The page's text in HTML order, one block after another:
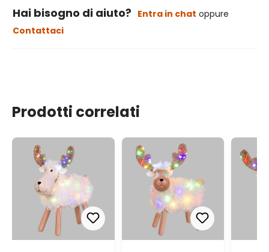
Hai bisogno di aiuto? Entra in chat oppure
Contattaci
Prodotti correlati